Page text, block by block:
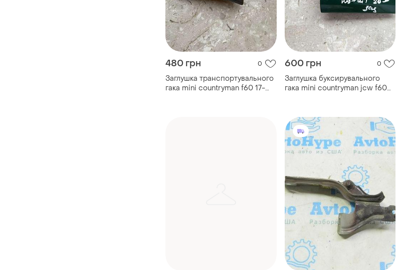
480 грн 0
Заглушка транспортувального
гака mini countryman f60 17-
600 грн 0
Заглушка буксирувального
гака mini countryman jcw f60